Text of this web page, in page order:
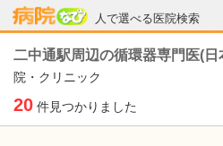
人で選べる医院検索
病院なび
二中通駅周辺の循環器専門医(
院・クリニック
20 件見つかりました